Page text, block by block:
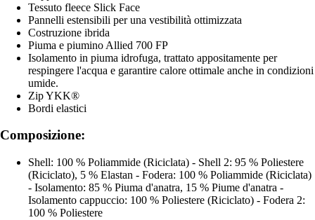
Tessuto fleece Slick Face
Pannelli estensibili per una vestibilità ottimizzata
Costruzione ibrida
Piuma e piumino Allied 700 FP
Isolamento in piuma idrofuga, trattato appositamente per
respingere l'acqua e garantire calore ottimale anche in condizioni
umide.
Zip YKK®
Bordi elastici
Composizione:
Shell: 100 % Poliammide (Riciclata) - Shell 2: 95 % Poliestere
(Riciclato), 5 % Elastan - Fodera: 100 % Poliammide (Riciclata)
- Isolamento: 85 % Piuma d'anatra, 15 % Piume d'anatra -
Isolamento cappuccio: 100 % Poliestere (Riciclato) - Fodera 2:
100 % Poliestere